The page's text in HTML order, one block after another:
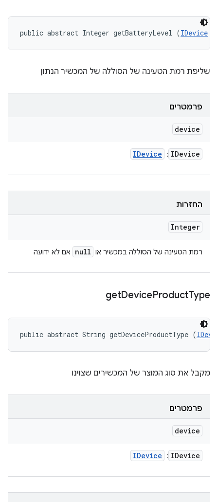
public abstract Integer getBatteryLevel (IDevice
שליפת רמת הטעינה של הסוללה של המכשיר הנתון
פרמטרים
device
IDevice
:
IDevice
החזרות
Integer
רמת הטעינה של הסוללה במכשיר או null אם לא ידועה
getDeviceProductType
public abstract String getDeviceProductType (
מקבל את סוג המוצר של המכשירים שצוינו
פרמטרים
device
IDevice
:
IDevice